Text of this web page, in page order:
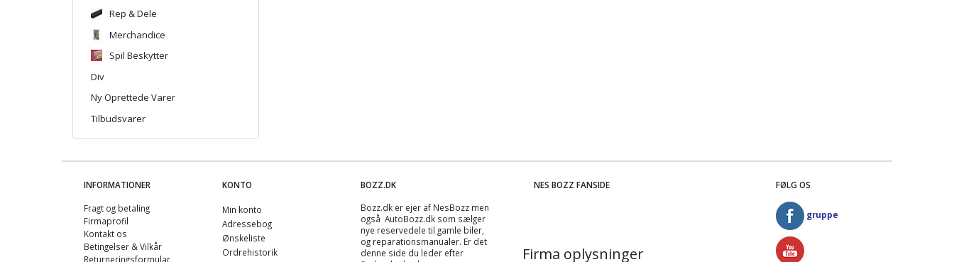
Rep & Dele
Merchandice
Spil Beskytter
Div
Ny Oprettede Varer
Tilbudsvarer
INFORMATIONER
Fragt og betaling
Firmaprofil
Kontakt os
Betingelser & Vilkår
Returneringsformular
KONTO
Min konto
Adressebog
Ønskeliste
Ordrehistorik
BOZZ.DK
Bozz.dk er ejer af NesBozz men
også AutoBozz.dk som sælger
nye reservedele til gamle biler,
og reparationsmanualer. Er det
denne side du leder efter
NES BOZZ FANSIDE
Firma oplysninger
FØLG OS
gruppe